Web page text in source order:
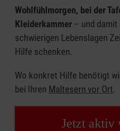
Wohlfühlmorgen, bei der
Kleiderkammer – und damit
schwierigen Lebenslagen
Hilfe schenken.
Wo konkret Hilfe benötigt
bei Ihren Maltesern vor Ort.
Jetzt aktiv